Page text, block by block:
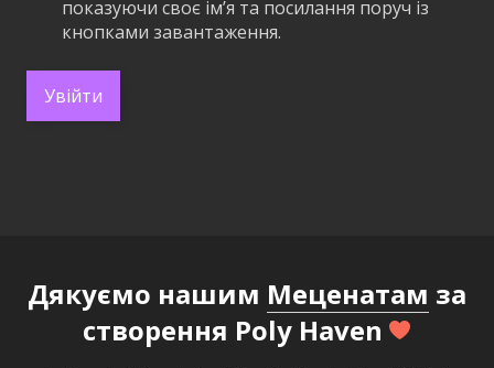
показуючи своє ім’я та посилання поруч із
кнопками завантаження.
Увійти
Дякуємо нашим Меценатам за
створення Poly Haven